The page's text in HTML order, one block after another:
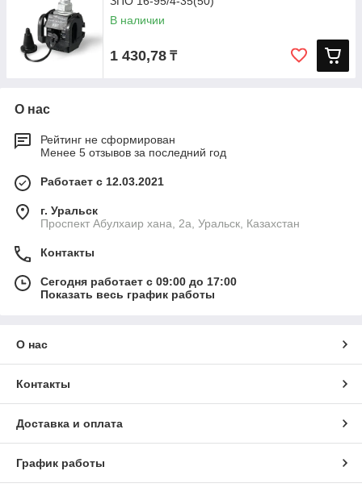
В наличии
1 430,78 ₸
О нас
Рейтинг не сформирован
Менее 5 отзывов за последний год
Работает с 12.03.2021
г. Уральск
Проспект Абулхаир хана, 2а, Уральск, Казахстан
Контакты
Сегодня работает с 09:00 до 17:00
Показать весь график работы
О нас
Контакты
Доставка и оплата
График работы